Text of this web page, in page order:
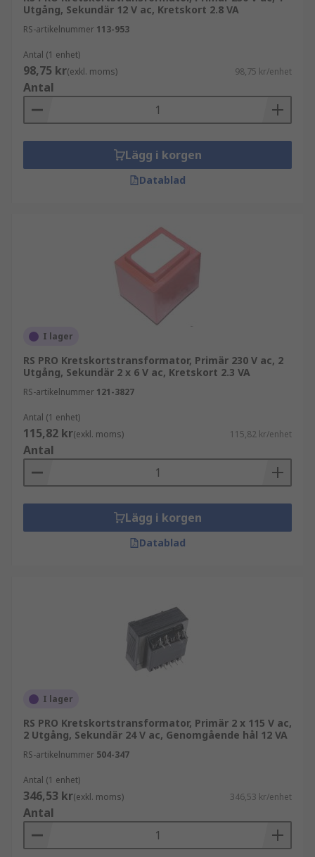
Utgång, Sekundär 12 V ac, Kretskort 2.8 VA
RS-artikelnummer 113-953
Antal (1 enhet)
98,75 kr(exkl. moms) 98,75 kr/enhet
Antal
Lägg i korgen
Datablad
I lager
RS PRO Kretskortstransformator, Primär 230 V ac, 2
Utgång, Sekundär 2 x 6 V ac, Kretskort 2.3 VA
RS-artikelnummer 121-3827
Antal (1 enhet)
115,82 kr(exkl. moms) 115,82 kr/enhet
Antal
Lägg i korgen
Datablad
I lager
RS PRO Kretskortstransformator, Primär 2 x 115 V ac,
2 Utgång, Sekundär 24 V ac, Genomgående hål 12 VA
RS-artikelnummer 504-347
Antal (1 enhet)
346,53 kr(exkl. moms) 346,53 kr/enhet
Antal